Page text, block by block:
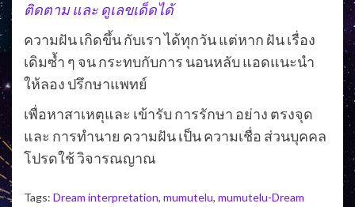
ติดตาม และ ดูเลขเด็ดได้
ความฝัน เกิดขึ้น กับเรา ได้ทุกวัน แต่หาก ฝัน เรื่อง
เดิมซ้ำ ๆ จน กระทบกับการ นอนหลับ แอดแนะนำ
ให้ลอง ปรึกษาแพทย์
เพื่อหาสาเหตุและ เข้ารับ การรักษา อย่าง ตรงจุด
และ การทำนาย ความฝัน เป็น ความเชื่อ ส่วนบุคคล
โปรดใช้ วิจารณญาณ
Tags: Dream interpretation, mumutelu, mumutelu-Dream